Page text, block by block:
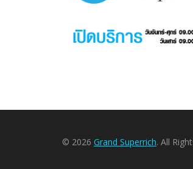
© 2026 Grand Superrich. All